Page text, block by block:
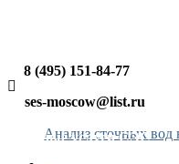
Анализ сточных
8 (495) 151-84-77
ses-moscow@list.ru
Платные услуги СЭС